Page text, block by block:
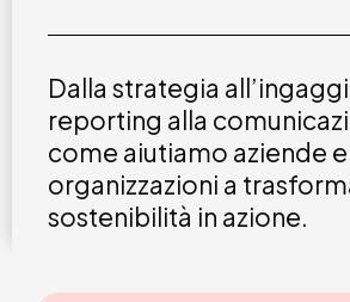
Dalla strategia
reporting alla
come aiutiamo aziende e
organizzazioni a
sostenibilità in azione.